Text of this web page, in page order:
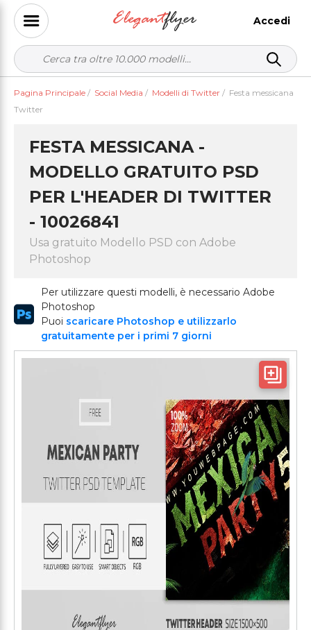
Accedi
Pagina Principale / Social Media / Modelli di Twitter / Festa messicana
Twitter
FESTA MESSICANA -
MODELLO GRATUITO PSD
PER L'HEADER DI TWITTER
- 10026841
Usa gratuito Modello PSD con Adobe
Photoshop
Per utilizzare questi modelli, è necessario Adobe
Photoshop
Puoi scaricare Photoshop e utilizzarlo
gratuitamente per i primi 7 giorni